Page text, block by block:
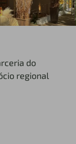
do
regional